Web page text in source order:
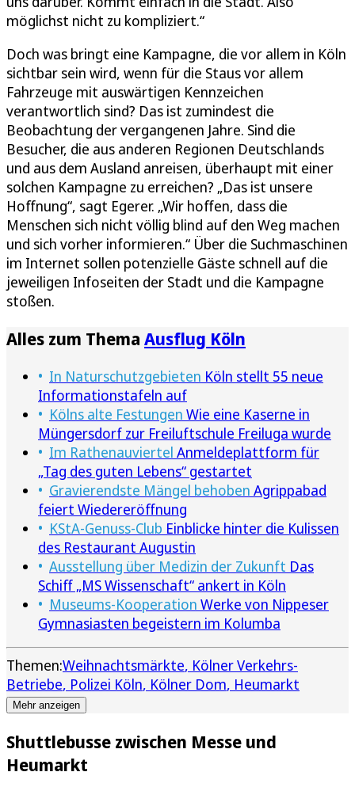
möglichst nicht zu kompliziert.“
Doch was bringt eine Kampagne, die vor allem in Köln
sichtbar sein wird, wenn für die Staus vor allem
Fahrzeuge mit auswärtigen Kennzeichen
verantwortlich sind? Das ist zumindest die
Beobachtung der vergangenen Jahre. Sind die
Besucher, die aus anderen Regionen Deutschlands
und aus dem Ausland anreisen, überhaupt mit einer
solchen Kampagne zu erreichen? „Das ist unsere
Hoffnung“, sagt Egerer. „Wir hoffen, dass die
Menschen sich nicht völlig blind auf den Weg machen
und sich vorher informieren.“ Über die Suchmaschinen
im Internet sollen potenzielle Gäste schnell auf die
jeweiligen Infoseiten der Stadt und die Kampagne
stoßen.
Alles zum Thema Ausflug Köln
In Naturschutzgebieten Köln stellt 55 neue
Informationstafeln auf
Kölns alte Festungen Wie eine Kaserne in
Müngersdorf zur Freiluftschule Freiluga wurde
Im Rathenauviertel Anmeldeplattform für
„Tag des guten Lebens“ gestartet
Gravierendste Mängel behoben Agrippabad
feiert Wiedereröffnung
KStA-Genuss-Club Einblicke hinter die Kulissen
des Restaurant Augustin
Ausstellung über Medizin der Zukunft Das
Schiff „MS Wissenschaft“ ankert in Köln
Museums-Kooperation Werke von Nippeser
Gymnasiasten begeistern im Kolumba
Themen:Weihnachtsmärkte Kölner Verkehrs-
Betriebe Polizei Köln Kölner Dom Heumarkt
Mehr anzeigen
Shuttlebusse zwischen Messe und
Heumarkt